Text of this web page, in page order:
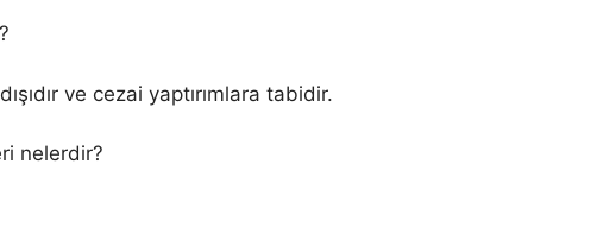
ve cezai yaptırımlara tabidir.
nelerdir?